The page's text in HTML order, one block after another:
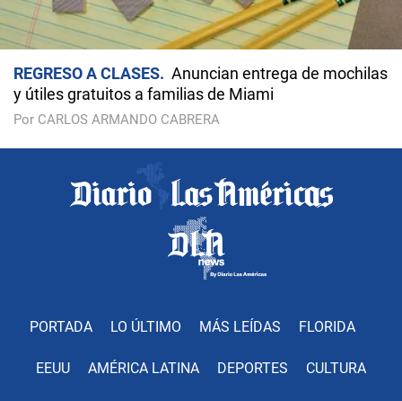
REGRESO A CLASES
Anuncian entrega de mochilas
y útiles gratuitos a familias de Miami
Por CARLOS ARMANDO CABRERA
PORTADA LO ÚLTIMO MÁS LEÍDAS FLORIDA
EEUU AMÉRICA LATINA DEPORTES CULTURA